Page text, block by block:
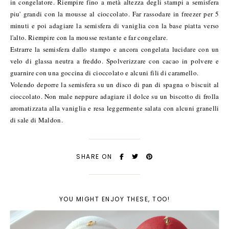
piu' grandi con la mousse al cioccolato. Far rassodare in freezer per 5
minuti e poi adagiare la semisfera di vaniglia con la base piatta verso
l'alto. Riempire con la mousse restante e far congelare.
Estrarre la semisfera dallo stampo e ancora congelata lucidare con un
velo di glassa neutra a freddo. Spolverizzare con cacao in polvere e
guarnire con una goccina di cioccolato e alcuni fili di caramello.
Volendo deporre la semisfera su un disco di pan di spagna o biscuit al
cioccolato. Non male neppure adagiare il dolce su un biscotto di frolla
aromatizzata alla vaniglia e resa leggermente salata con alcuni granelli
di sale di Maldon.
SHARE ON
YOU MIGHT ENJOY THESE, TOO!